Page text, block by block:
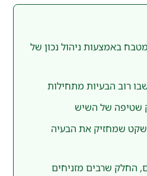
באמצעות ניהול נכון של
רוב הבעיות מתחילות
שטיפה של השיש
שמחזיק את הבעיה
החלק שרבים מזניחים